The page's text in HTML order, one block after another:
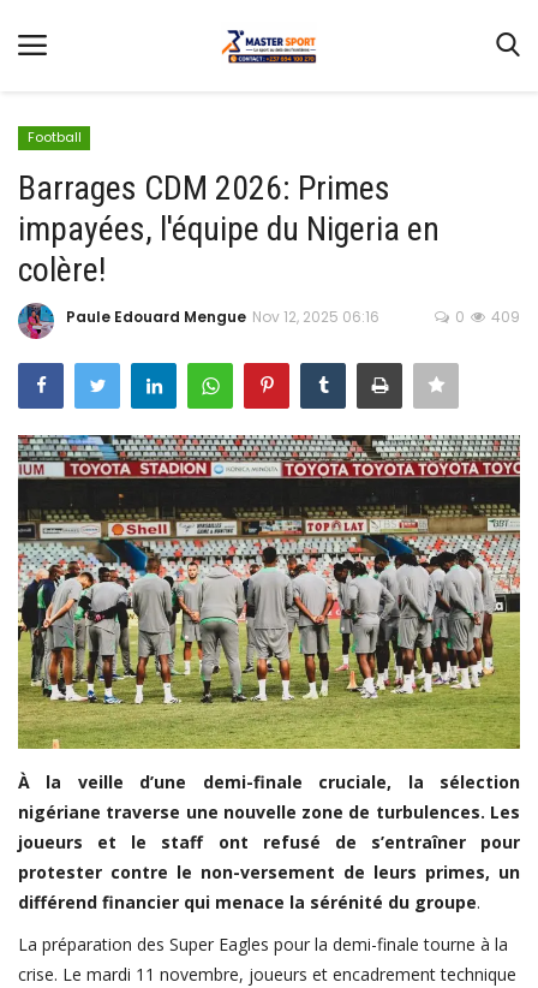
Home
Contact
Football
Gallery
Terms & Conditions
Athlétisme
CAN FÉMININE
LDC/ COUPE CAF
CAN TOTALENERGIES
Lions Indomptables
CAF
Lionnes Indomptables
Judo
Elite Football
Mercato
FEMMES & SPORT
Football
Barrages CDM 2026: Primes
impayées, l'équipe du Nigeria en
colère!
Paule Edouard Mengue Nov 12, 2025 06:16 409
0
À la veille d’une demi-finale cruciale, la sélection
nigériane traverse une nouvelle zone de turbulences. Les
joueurs et le staff ont refusé de s’entraîner pour
protester contre le non-versement de leurs primes, un
différend financier qui menace la sérénité du groupe.
La préparation des Super Eagles pour la demi-finale tourne à la
crise. Le mardi 11 novembre, joueurs et encadrement technique